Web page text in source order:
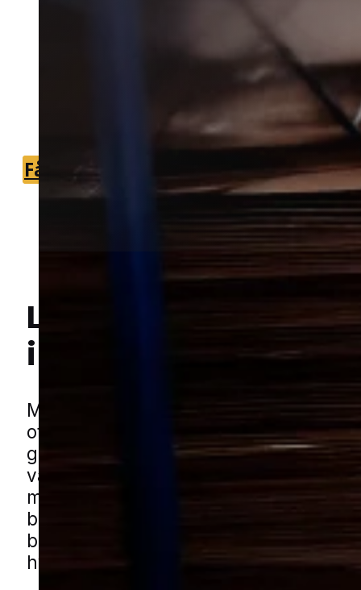
Mølbekæmpelse i Kværndrup hjælper
dig videre, når møl skaber problemer i
hjemmet eller i opbevarede ting.
Vi forbinder dig med lokale partnere,
du hurtigt kan få den rette hjælp.
Få et tilbud +45 51 90 85 46
Lokal bekæmpelse
i Kværndrup
Møl kan være en frustrerende plage,
ofte opdages sent. De små insekter
gemme sig i tekstiler, skabe og
varer, og derfor udvikler problemet
man får reageret. I en mindre by med
blandede boligområder, ældre huse
boliger kan der være mange
hvor møl får ro.